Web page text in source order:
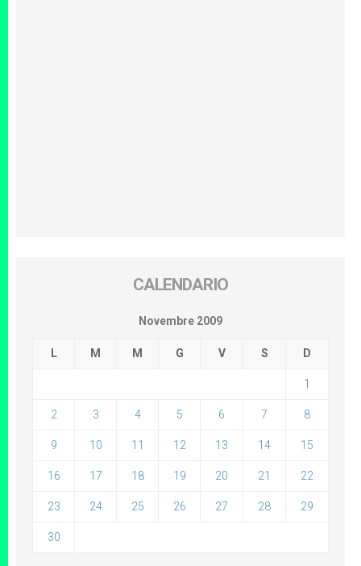
CALENDARIO
Novembre 2009
L M M G V S D
1
2 3 4 5 6 7 8
9 10 11 12 13 14 15
16 17 18 19 20 21 22
23 24 25 26 27 28 29
30